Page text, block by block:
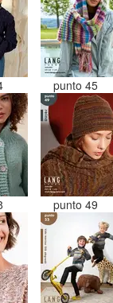
punto 45
punto 49